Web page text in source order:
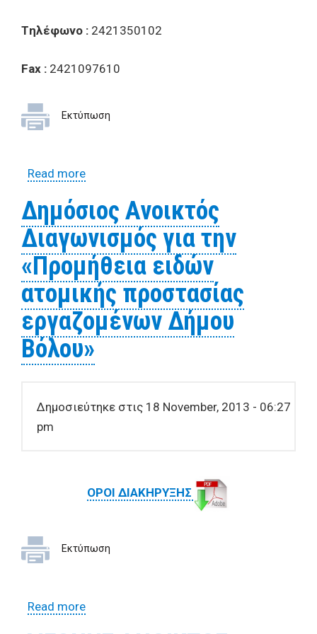
Tηλέφωνο : 2421350102
Fax : 2421097610
Εκτύπωση
Read moreabout Έρευνα αγοράς για την προμήθεια
Δημόσιος Ανοικτός
Διαγωνισμός για την
«Προμήθεια ειδών
ατομικής προστασίας
εργαζομένων Δήμου
Βόλου»
Δημοσιεύτηκε στις 18 November, 2013 - 06:27
pm
ΟΡOI ΔΙΑΚΗΡΥΞΗΣ
Εκτύπωση
Read moreabout Δημόσιος Ανοικτός Διαγωνισμός